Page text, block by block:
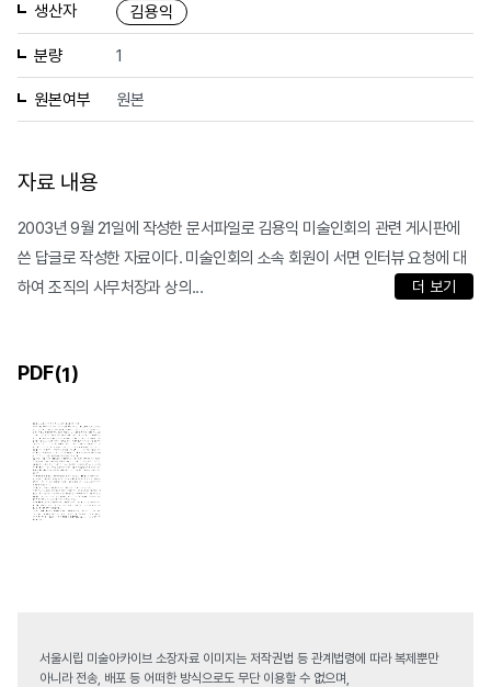
생산자 김용익
분량 1
원본여부 원본
자료 내용
2003년 9월 21일에 작성한 문서파일로 김용익 미술인회의 관련 게시판에
쓴 답글로 작성한 자료이다. 미술인회의 소속 회원이 서면 인터뷰 요청에 대
하여 조직의 사무처장과 상의...
더 보기
PDF(1)
서울시립 미술아카이브 소장자료 이미지는 저작권법 등 관계법령에 따라 복제뿐만
아니라 전송, 배포 등 어떠한 방식으로도 무단 이용할 수 없으며,